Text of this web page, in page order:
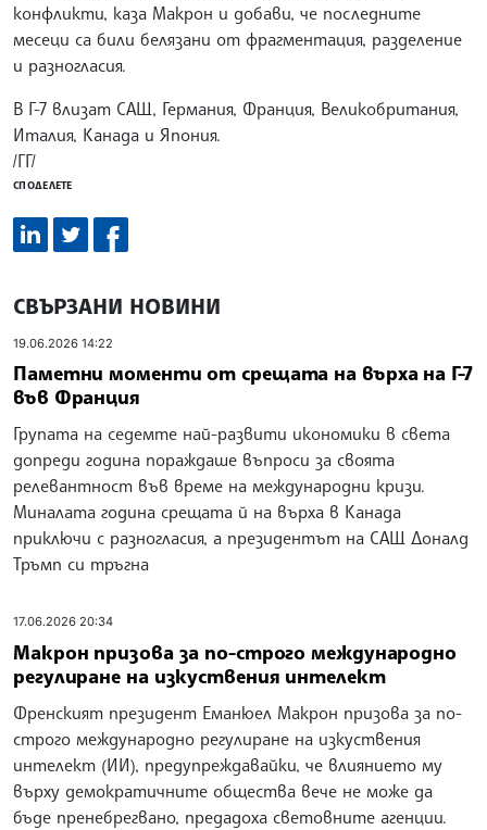
конфликти, каза Макрон и добави, че последните
месеци са били белязани от фрагментация, разделение
и разногласия.
В Г-7 влизат САЩ, Германия, Франция, Великобритания,
Италия, Канада и Япония.
/ГГ/
СПОДЕЛЕТЕ
СВЪРЗАНИ НОВИНИ
19.06.2026 14:22
Паметни моменти от срещата на върха на Г-7
във Франция
Групата на седемте най-развити икономики в света
допреди година пораждаше въпроси за своята
релевантност във време на международни кризи.
Миналата година срещата й на върха в Канада
приключи с разногласия, а президентът на САЩ Доналд
Тръмп си тръгна
17.06.2026 20:34
Макрон призова за по-строго международно
регулиране на изкуствения интелект
Френският президент Еманюел Макрон призова за по-
строго международно регулиране на изкуствения
интелект (ИИ), предупреждавайки, че влиянието му
върху демократичните общества вече не може да
бъде пренебрегвано, предадоха световните агенции.